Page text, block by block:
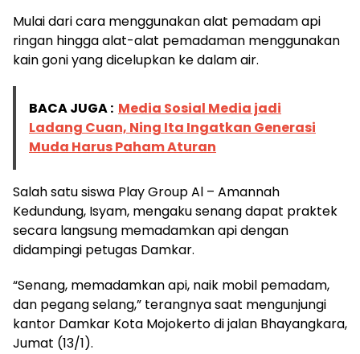
Mulai dari cara menggunakan alat pemadam api
ringan hingga alat-alat pemadaman menggunakan
kain goni yang dicelupkan ke dalam air.
BACA JUGA : Media Sosial Media jadi
Ladang Cuan, Ning Ita Ingatkan Generasi
Muda Harus Paham Aturan
Salah satu siswa Play Group Al – Amannah
Kedundung, Isyam, mengaku senang dapat praktek
secara langsung memadamkan api dengan
didampingi petugas Damkar.
“Senang, memadamkan api, naik mobil pemadam,
dan pegang selang,” terangnya saat mengunjungi
kantor Damkar Kota Mojokerto di jalan Bhayangkara,
Jumat (13/1).